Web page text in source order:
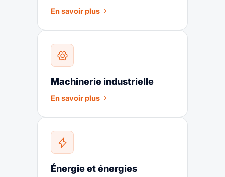
En savoir plus
Machinerie industrielle
En savoir plus
Énergie et énergies